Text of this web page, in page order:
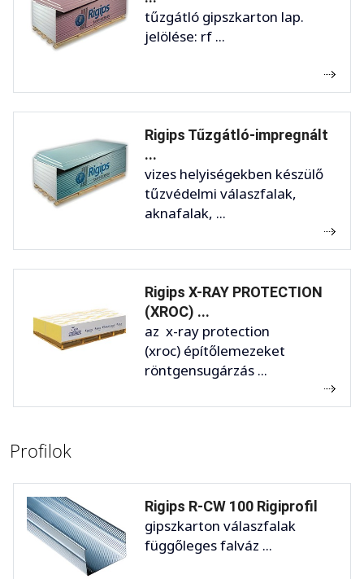
tűzgátló gipszkarton lap.
jelölése: rf ...
Rigips Tűzgátló-impregnált
...
vizes helyiségekben készülő
tűzvédelmi válaszfalak,
aknafalak, ...
Rigips X-RAY PROTECTION
(XROC) ...
az x-ray protection
(xroc) építőlemezeket
röntgensugárzás ...
Profilok
Rigips R-CW 100 Rigiprofil
gipszkarton válaszfalak
függőleges falváz ...